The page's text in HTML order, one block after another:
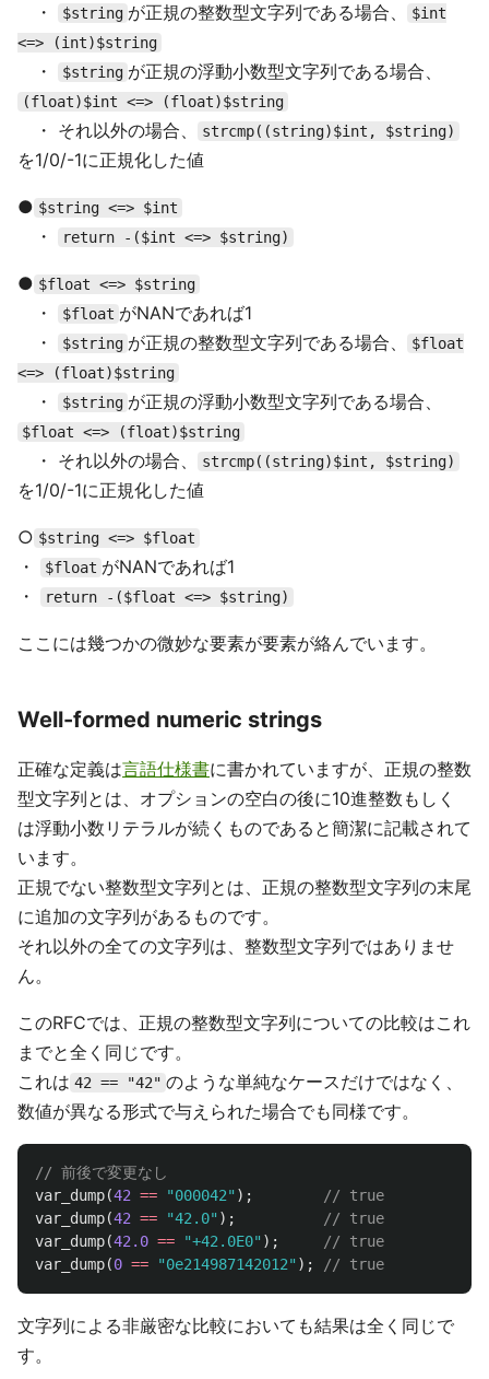
・ $string が正規の整数型文字列である場合、
$int
<=> (int)$string
・ $string が正規の浮動小数型文字列である場合、
(float)$int <=> (float)$string
・ それ以外の場合、 strcmp((string)$int, $string)
を1/0/-1に正規化した値
● $string <=> $int
・ return -($int <=> $string)
● $float <=> $string
・ $float がNANであれば1
・
$string が正規の整数型文字列である場合、
$float
<=> (float)$string
・ $string が正規の浮動小数型文字列である場合、
$float <=> (float)$string
・ それ以外の場合、 strcmp((string)$int, $string)
を1/0/-1に正規化した値
○ $string <=> $float
・ $float がNANであれば1
・
return -($float <=> $string)
ここには幾つかの微妙な要素が要素が絡んでいます。
Well-formed numeric strings
正確な定義は言語仕様書に書かれていますが、正規の整数
型文字列とは、オプションの空白の後に10進整数もしく
は浮動小数リテラルが続くものであると簡潔に記載されて
います。
正規でない整数型文字列とは、正規の整数型文字列の末尾
に追加の文字列があるものです。
それ以外の全ての文字列は、整数型文字列ではありませ
ん。
このRFCでは、正規の整数型文字列についての比較はこれ
までと全く同じです。
これは 42 == "42" のような単純なケースだけではなく、
数値が異なる形式で与えられた場合でも同様です。
// 前後で変更なし
var_dump(42 == "000042" );
// true
var_dump(42 == "42.0" );
// true
var_dump(42.0 == "+42.0E0" );
// true
var_dump(0 == "0e214987142012" ); // true
文字列による非厳密な比較においても結果は全く同じで
す。